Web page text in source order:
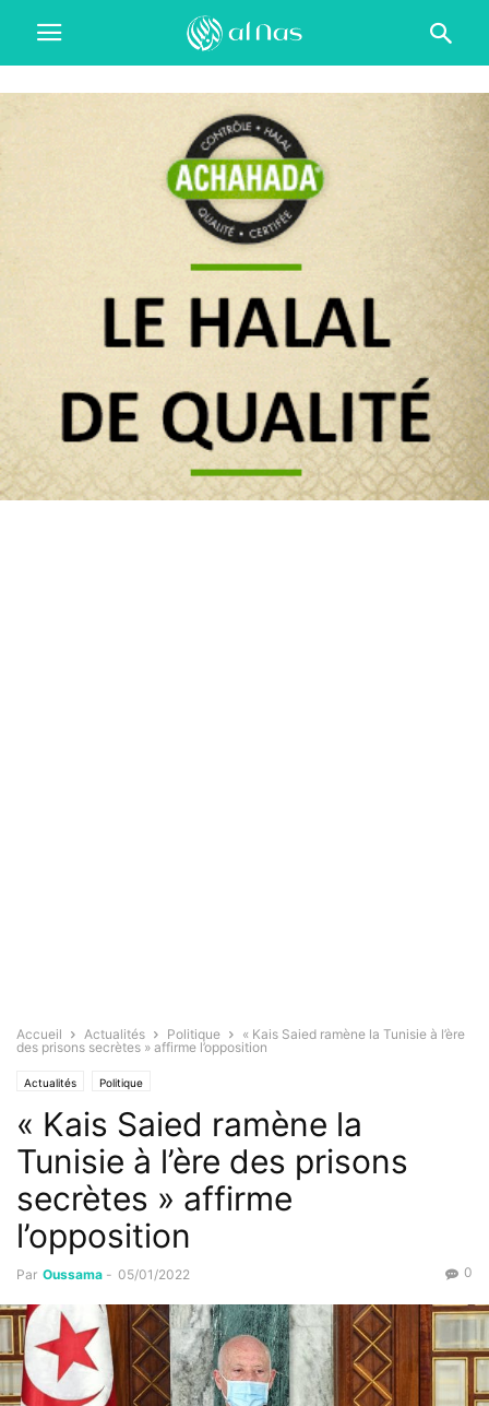
Accueil Actualités Politique
« Kais Saied ramène la Tunisie à l’ère
des prisons secrètes » affirme l’opposition
Actualités Politique
« Kais Saied ramène la
Tunisie à l’ère des prisons
secrètes » affirme
l’opposition
Par Oussama - 05/01/2022 0